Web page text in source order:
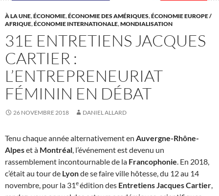
À LA UNE,ÉCONOMIE,ÉCONOMIE DES AMÉRIQUES,ÉCONOMIE EUROPE /
AFRIQUE,ÉCONOMIE INTERNATIONALE,MONDIALISATION
31E ENTRETIENS JACQUES
CARTIER :
L’ENTREPRENEURIAT
FÉMININ EN DÉBAT
26 NOVEMBRE 2018 DANIEL ALLARD
Tenu chaque année alternativement en Auvergne-Rhône-
Alpeset à Montréal, l’événement est devenu un
rassemblement incontournable de la Francophonie. En 2018,
c’était au tour de Lyonde se faire ville hôtesse, du 12 au 14
novembre, pour la 31eédition des Entretiens Jacques Cartier,